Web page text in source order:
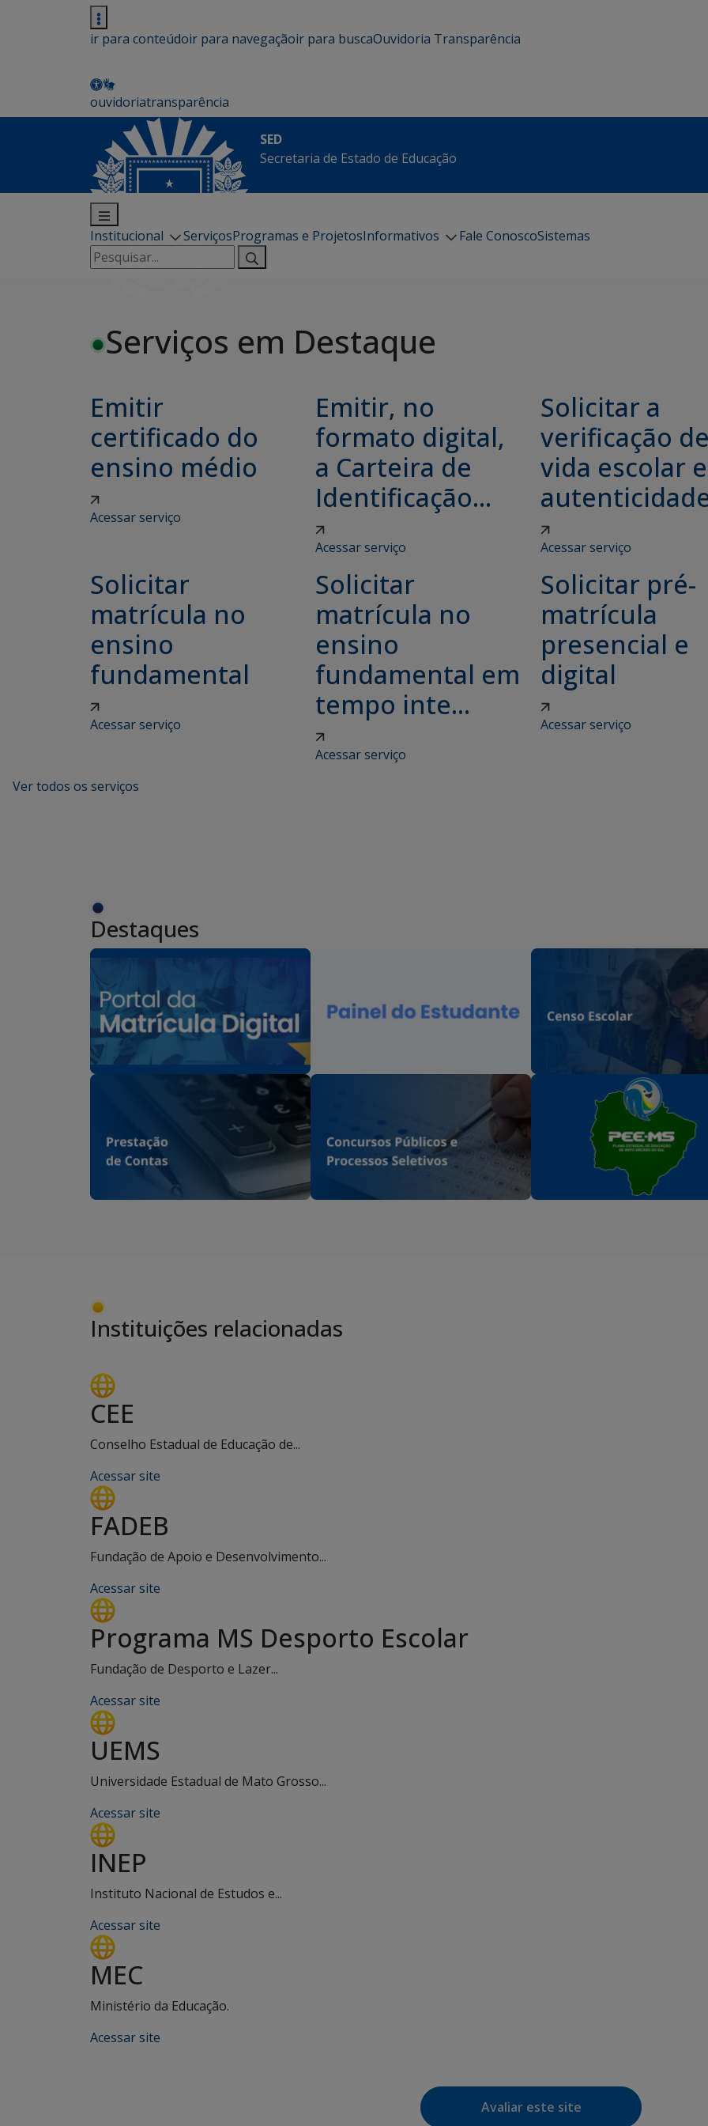
ir para conteúdoir para navegaçãoir para buscaOuvidoria Transparência
ouvidoriatransparência
SED
Secretaria de Estado de Educação
Institucional ServiçosProgramas e ProjetosInformativos Fale ConoscoSistemas
Pesquisar
por:
Serviços em Destaque
Emitir
certificado do
ensino médio
Acessar serviço
Emitir, no
formato digital,
a Carteira de
Identificação...
Acessar serviço
Solicitar a
verificação de
vida escolar e
Acessar serviço
Solicitar
matrícula no
ensino
fundamental
Acessar serviço
Solicitar
matrícula no
ensino
fundamental em
tempo inte...
Acessar serviço
Solicitar pré-
matrícula
presencial e
digital
Acessar serviço
Ver todos os serviços
Destaques
Instituições relacionadas
CEE
Conselho Estadual de Educação de...
Acessar site
FADEB
Fundação de Apoio e Desenvolvimento...
Acessar site
Programa MS Desporto Escolar
Fundação de Desporto e Lazer...
Acessar site
UEMS
Universidade Estadual de Mato Grosso...
Acessar site
INEP
Instituto Nacional de Estudos e...
Acessar site
MEC
Ministério da Educação.
Acessar site
Avaliar este site